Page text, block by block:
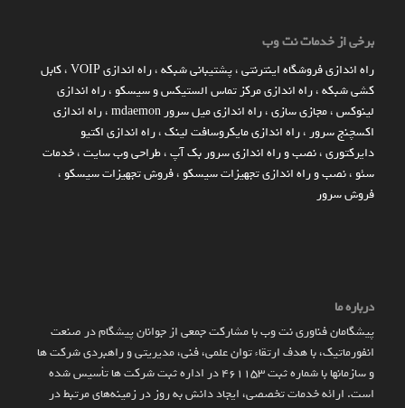
برخی از خدمات نت وب
راه اندازي فروشگاه اينترنتي،پشتیبانی شبکه،راه اندازی VOIP ،کابل
کشی شبکه،راه اندازی مرکز تماس الستیکس و سیسکو ،راه اندازی
لینوکس،مجازی سازی،راه اندازی میل سرور mdaemon ،راه اندازی
اکسچنج سرور ،راه اندازی مایکروسافت لینک،راه اندازی اکتیو
دایرکتوری،نصب و راه اندازی سرور بک آپ،طراحی وب سایت،خدمات
سئو ،نصب و راه اندازی تجهیزات سیسکو ،فروش تجهیزات سیسکو ،
فروش سرور
درباره ما
پیشگامان فناوری نت وب با مشارکت جمعی از جوانان پیشگام در صنعت
انفورماتیک، با هدف ارتقاء توان علمی، فنی، مدیریتی و راهبردی شرکت ها
و سازمان­ها با شماره ثبت 461153 در اداره ثبت شرکت ها تأسیس شده
است. ارائه خدمات تخصصی، ایجاد دانش به‌ روز در زمینه‌های مرتبط در